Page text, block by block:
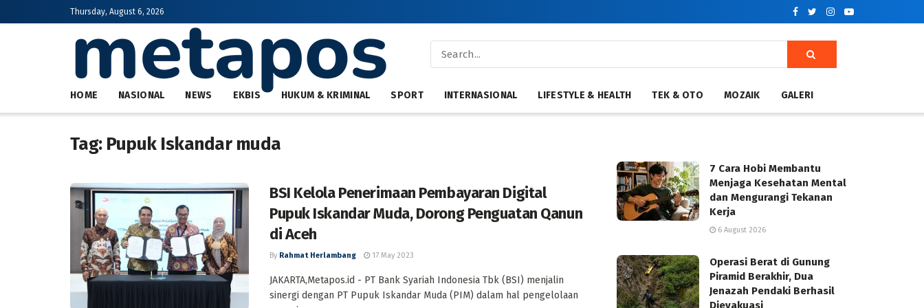
Thursday, August 6, 2026
HOME NASIONAL NEWS EKBIS HUKUM & KRIMINAL SPORT INTERNASIONAL LIFESTYLE & HEALTH TEK & OTO MOZAIK GALERI
Tag: Pupuk Iskandar muda
BSI Kelola Penerimaan Pembayaran Digital
Pupuk Iskandar Muda, Dorong Penguatan Qanun
di Aceh
By Rahmat Herlambang 17 May 2023
JAKARTA,Metapos.id - PT Bank Syariah Indonesia Tbk (BSI) menjalin
sinergi dengan PT Pupuk Iskandar Muda (PIM) dalam hal pengelolaan
7 Cara Hobi Membantu
Menjaga Kesehatan Mental
dan Mengurangi Tekanan
Kerja
6 August 2026
Operasi Berat di Gunung
Piramid Berakhir, Dua
Jenazah Pendaki Berhasil
Dievakuasi